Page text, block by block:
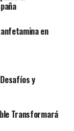
a una lista
para
FOX. Este
del mercado,
con las
en
y
Transformará